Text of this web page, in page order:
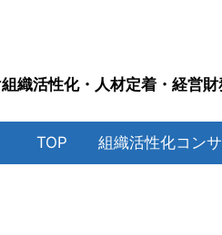
織活性化・人材定着・経営
TOP 組織活性化コン